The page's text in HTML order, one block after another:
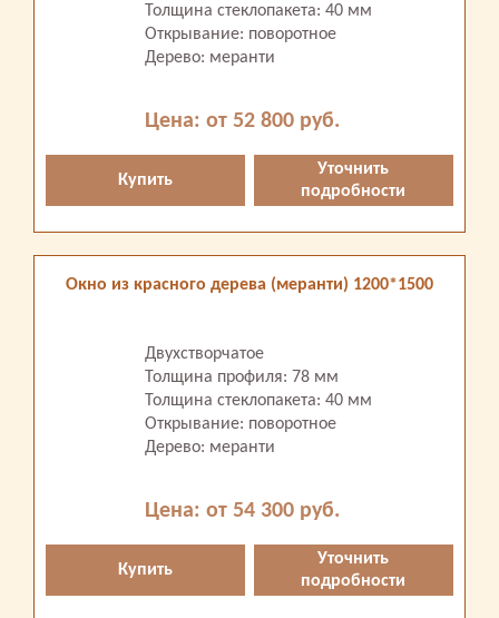
Толщина стеклопакета: 40 мм
Открывание: поворотное
Дерево: меранти
Цена: от 52 800 руб.
Купить
Уточнить
подробности
Окно из красного дерева (меранти) 1200*1500
Двухстворчатое
Толщина профиля: 78 мм
Толщина стеклопакета: 40 мм
Открывание: поворотное
Дерево: меранти
Цена: от 54 300 руб.
Купить
Уточнить
подробности